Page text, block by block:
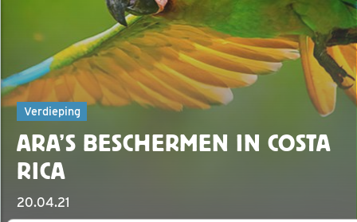
Verdieping
ARA’S BESCHERMEN IN COSTA
RICA
20.04.21